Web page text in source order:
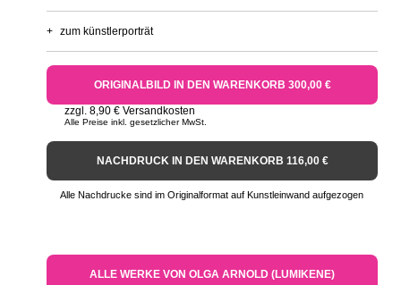
+ zum künstlerporträt
ORIGINALBILD IN DEN WARENKORB 300,00 €
zzgl. 8,90 € Versandkosten
Alle Preise inkl. gesetzlicher MwSt.
NACHDRUCK IN DEN WARENKORB 116,00 €
Alle Nachdrucke sind im Originalformat auf Kunstleinwand aufgezogen
ALLE WERKE VON OLGA ARNOLD (LUMIKENE)